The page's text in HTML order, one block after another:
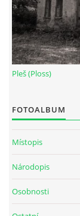
Pleš (Ploss)
FOTOALBUM
Místopis
Národopis
Osobnosti